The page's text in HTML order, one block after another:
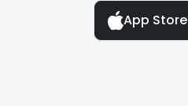
App Store